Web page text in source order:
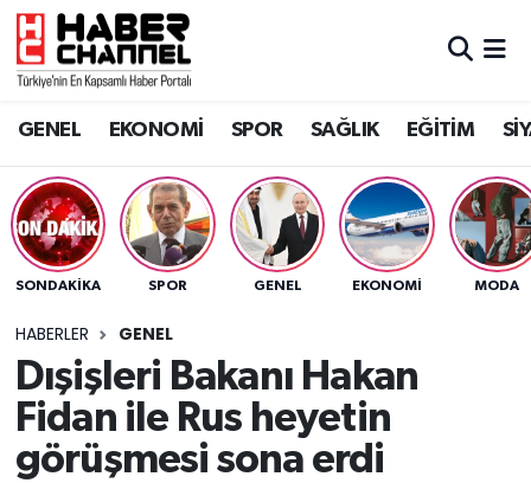
GENEL EKONOMİ SPOR SAĞLIK EĞİTİM
SONDAKIKA SPOR GENEL EKONOMİ MODA
HABERLER GENEL
Dışişleri Bakanı Hakan
Fidan ile Rus heyetin
görüşmesi sona erdi
GENEL
SPOR
SAĞLIK
EĞİTİM
SİYASET
MAGAZİN
Nöbetçi Eczaneler
Trafik Durumu
Süper Lig Puan Durumu ve Fikstür
Tüm Manşetler
Son Dakika Haberleri
Haber Arşivi